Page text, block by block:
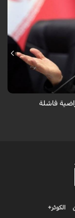
الاستعراضية
الفاشلة.
فاشلة
الكوثر+